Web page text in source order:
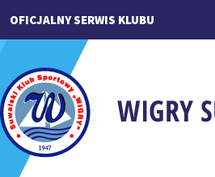
OFICJALNY SERWIS KLUBU